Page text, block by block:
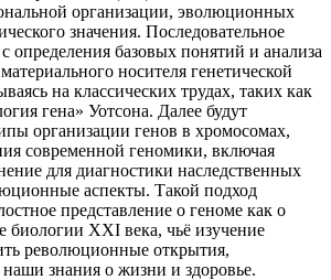
организации, эволюционных
значения. Последовательное
определения базовых понятий и анализа
носителя генетической
на классических трудах, таких как
гена» Уотсона. Далее будут
организации генов в хромосомах,
современной геномики, включая
для диагностики наследственных
аспекты. Такой подход
представление о геноме как о
биологии XXI века, чьё изучение
революционные открытия,
знания о жизни и здоровье.